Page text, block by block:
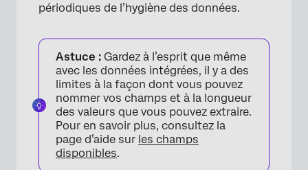
×
périodiques de l’hygiène des données.
Astuce : Gardez à l’esprit que même
avec les données intégrées, il y a des
limites à la façon dont vous pouvez
nommer vos champs et à la longueur
des valeurs que vous pouvez extraire.
Pour en savoir plus, consultez la
page d’aide sur les champs
disponibles.